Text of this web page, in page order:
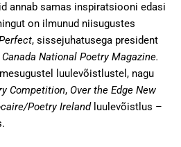
annab samas inspiratsiooni edasi
on ilmunud niisugustes
, sissejuhatusega president
National Poetry Magazine.
luulevõistlustel, nagu
Competition, Over the Edge New
Poetry Irelandluulevõistlus –